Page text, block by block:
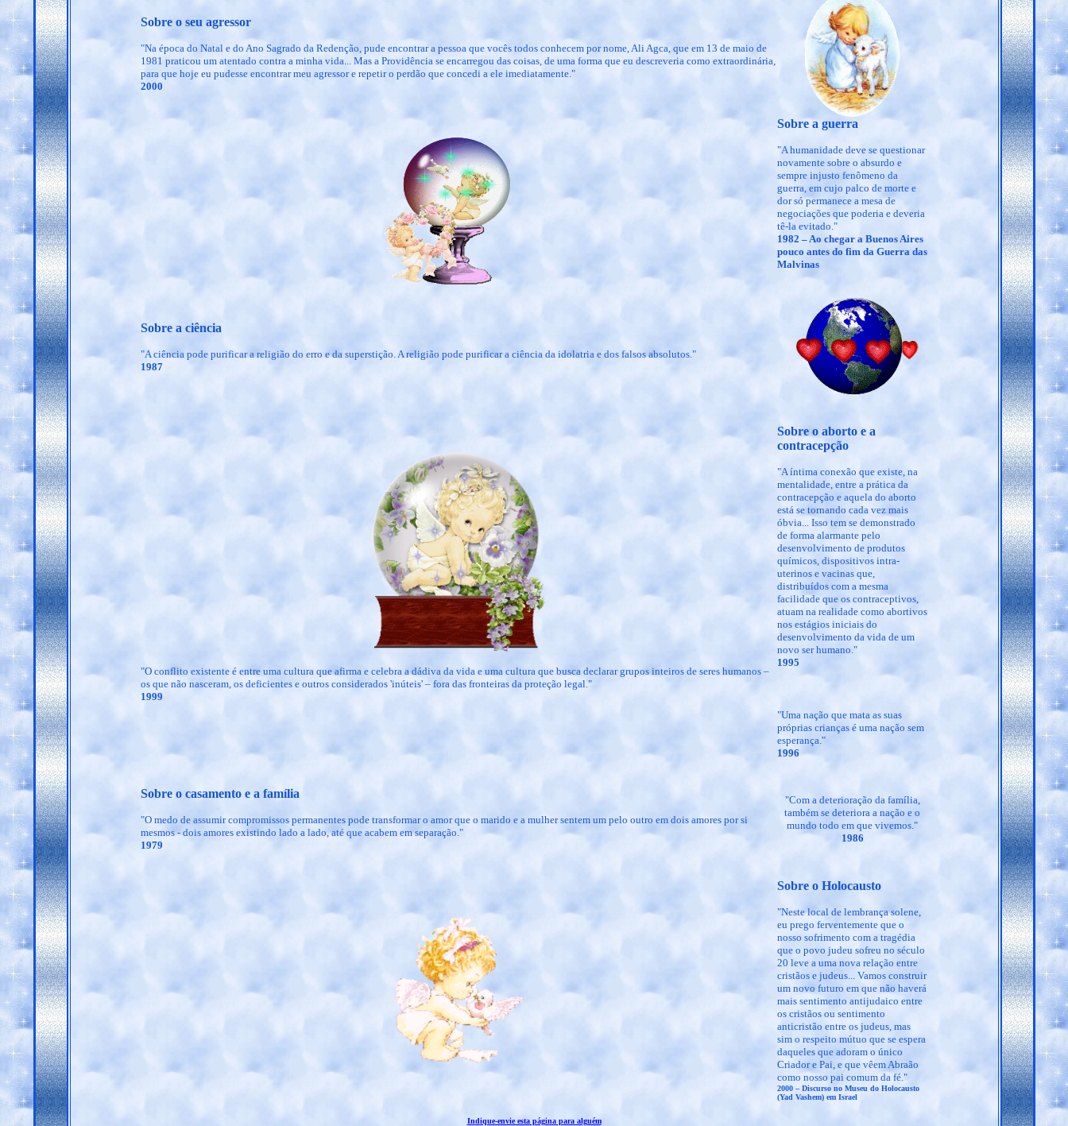
Sobre o seu agressor
"Na época do Natal e do Ano Sagrado da Redenção, pude encontrar a pessoa que vocês todos conhecem por nome, Ali Agca, que em 13 de maio de
1981 praticou um atentado contra a minha vida... Mas a Providência se encarregou das coisas, de uma forma que eu descreveria como extraordinária,
para que hoje eu pudesse encontrar meu agressor e repetir o perdão que concedi a ele imediatamente."
2000
Sobre a guerra
"A humanidade deve se questionar
novamente sobre o absurdo e
sempre injusto fenômeno da
guerra, em cujo palco de morte e
dor só permanece a mesa de
negociações que poderia e deveria
tê-la evitado."
1982 – Ao chegar a Buenos Aires
pouco antes do fim da Guerra das
Malvinas
Sobre a ciência
"A ciência pode purificar a religião do erro e da superstição. A religião pode purificar a ciência da idolatria e dos falsos absolutos."
1987
"O conflito existente é entre uma cultura que afirma e celebra a dádiva da vida e uma cultura que busca declarar grupos inteiros de seres humanos –
os que não nasceram, os deficientes e outros considerados 'inúteis' – fora das fronteiras da proteção legal."
1999
Sobre o aborto e a
contracepção
"A íntima conexão que existe, na
mentalidade, entre a prática da
contracepção e aquela do aborto
está se tornando cada vez mais
óbvia... Isso tem se demonstrado
de forma alarmante pelo
desenvolvimento de produtos
químicos, dispositivos intra-
uterinos e vacinas que,
distribuídos com a mesma
facilidade que os contraceptivos,
atuam na realidade como abortivos
nos estágios iniciais do
desenvolvimento da vida de um
novo ser humano."
1995
"Uma nação que mata as suas
próprias crianças é uma nação sem
esperança."
1996
Sobre o casamento e a família
"O medo de assumir compromissos permanentes pode transformar o amor que o marido e a mulher sentem um pelo outro em dois amores por si
mesmos - dois amores existindo lado a lado, até que acabem em separação."
1979
"Com a deterioração da família,
também se deteriora a nação e o
mundo todo em que vivemos."
1986
Sobre o Holocausto
"Neste local de lembrança solene,
eu prego ferventemente que o
nosso sofrimento com a tragédia
que o povo judeu sofreu no século
20 leve a uma nova relação entre
cristãos e judeus... Vamos construir
um novo futuro em que não haverá
mais sentimento antijudaico entre
os cristãos ou sentimento
anticristão entre os judeus, mas
sim o respeito mútuo que se espera
daqueles que adoram o único
Criador e Pai, e que vêem Abraão
como nosso pai comum da fé."
2000 – Discurso no Museu do Holocausto
(Yad Vashem) em Israel
Indique-envie esta página para alguém